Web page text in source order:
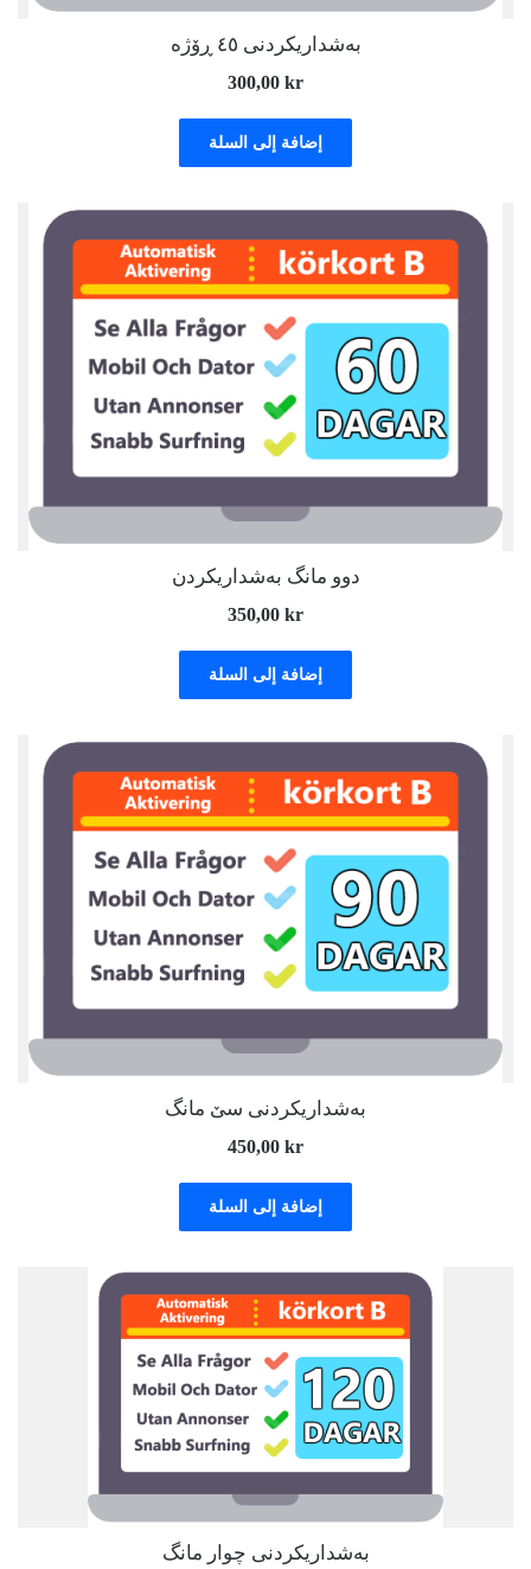
بەشداریکردنی ٤٥ ڕۆژە
300,00 kr
إضافة إلى السلة
دوو مانگ بەشداریکردن
350,00 kr
إضافة إلى السلة
بەشداریکردنی سێ مانگ
450,00 kr
إضافة إلى السلة
بەشداریکردنی چوار مانگ